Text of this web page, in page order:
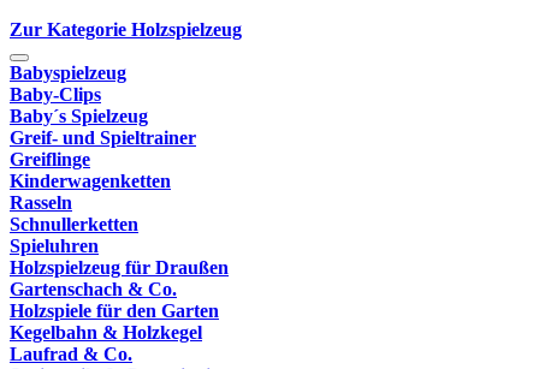
Zur Kategorie Holzspielzeug
Babyspielzeug
Baby-Clips
Baby´s Spielzeug
Greif- und Spieltrainer
Greiflinge
Kinderwagenketten
Rasseln
Schnullerketten
Spieluhren
Holzspielzeug für Draußen
Gartenschach & Co.
Holzspiele für den Garten
Kegelbahn & Holzkegel
Laufrad & Co.